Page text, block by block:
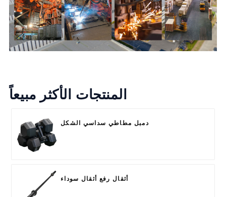
المنتجات الأكثر مبيعاً
دمبل مطاطي سداسي الشكل
أثقال رفع أثقال سوداء